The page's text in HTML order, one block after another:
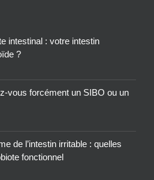
intestinal : votre intestin
?
vous forcément un SIBO ou un
de l’intestin irritable : quelles
fonctionnel